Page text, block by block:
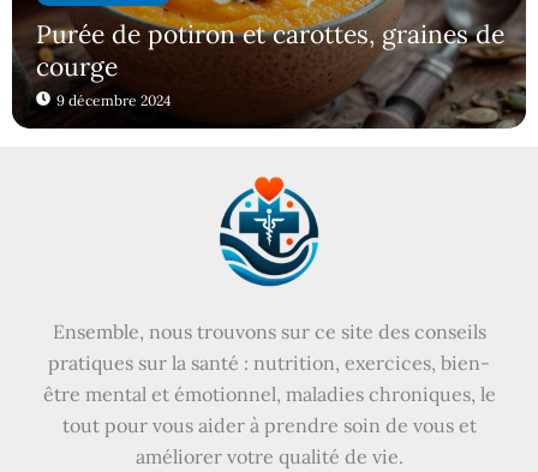
Purée de potiron et carottes, graines de
courge
9 décembre 2024
Ensemble, nous trouvons sur ce site des conseils
pratiques sur la santé : nutrition, exercices, bien-
être mental et émotionnel, maladies chroniques, le
tout pour vous aider à prendre soin de vous et
améliorer votre qualité de vie.